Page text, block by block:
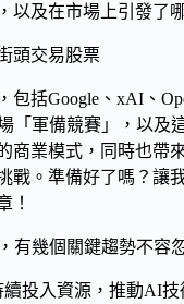
以及在市場上引發了
包括Google、xAI、
「軍備競賽」，以及
商業模式，同時也帶
戰。準備好了嗎？讓
！
有幾個關鍵趨勢不容
投入資源，推動AI技